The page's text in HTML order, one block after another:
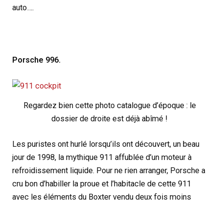
auto….
Porsche 996.
Regardez bien cette photo catalogue d’époque : le
dossier de droite est déjà abîmé !
Les puristes ont hurlé lorsqu’ils ont découvert, un beau
jour de 1998, la mythique 911 affublée d’un moteur à
refroidissement liquide. Pour ne rien arranger, Porsche a
cru bon d’habiller la proue et l’habitacle de cette 911
avec les éléments du Boxter vendu deux fois moins